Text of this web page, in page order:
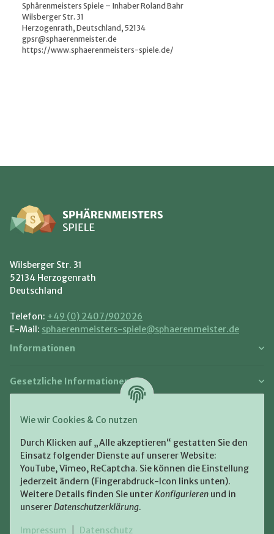
Wie wir Cookies & Co nutzen
Durch Klicken auf „Alle akzeptieren“ gestatten Sie den
Einsatz folgender Dienste auf unserer Website:
YouTube, Vimeo, ReCaptcha. Sie können die Einstellung
jederzeit ändern (Fingerabdruck-Icon links unten).
Weitere Details finden Sie unterKonfigurieren und in
unsererDatenschutzerklärung.
Impressum Datenschutz
Sphärenmeisters Spiele – Inhaber Roland Bahr
Wilsberger Str. 31
Herzogenrath, Deutschland, 52134
gpsr@sphaerenmeister.de
https://www.sphaerenmeisters-spiele.de/
Wilsberger Str. 31
52134 Herzogenrath
Deutschland
Telefon: +49 (0) 2407/902026
E-Mail: sphaerenmeisters-spiele@sphaerenmeister.de
Informationen
Gesetzliche Informationen
Zugestellt durch: